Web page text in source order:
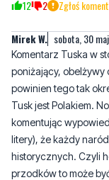
12 2 Zgłoś
Mirek W. sobota, 30
Komentarz Tuska w
poniżający, obelżywy
powinien tego tak
Tusk jest Polakiem.
komentując
litery), że każdy
historycznych. Czyli
przodków to może